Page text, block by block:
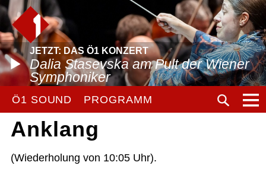
JETZT: DAS Ö1 KONZERT
Dalia Stasevska am Pult der Wiener
Symphoniker
Ö1 SOUND PROGRAMM
Anklang
(Wiederholung von 10:05 Uhr).